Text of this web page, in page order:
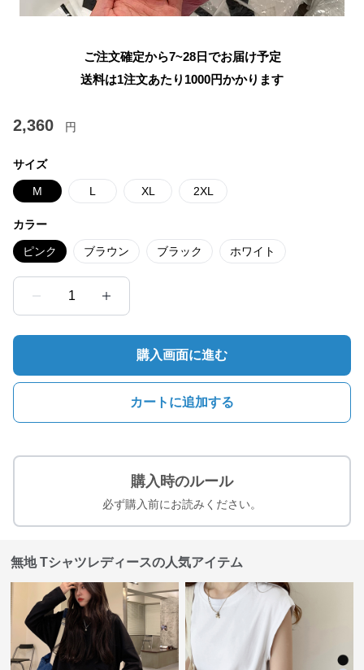
ご注文確定から7~28日でお届け予定
送料は1注文あたり 1000円かかります
2,360 円
サイズ
M L XL 2XL
カラー
ピンク ブラウン ブラック ホワイト
1
購入画面に進む
カートに追加する
購入時のルール
必ず購入前にお読みください。
無地 Tシャツレディースの人気アイテム